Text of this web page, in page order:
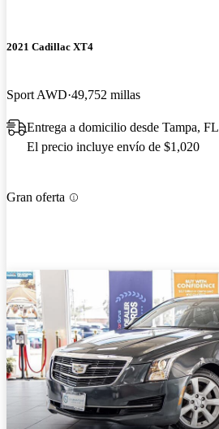
2021 Cadillac XT4
Sport AWD 49,752 millas
Entrega a domicilio desde Tampa, FL
El precio incluye envío de $1,020
Gran oferta